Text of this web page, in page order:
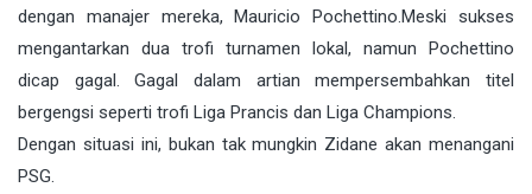
dengan manajer mereka, Mauricio Pochettino.Meski sukses
mengantarkan dua trofi turnamen lokal, namun Pochettino
dicap gagal. Gagal dalam artian mempersembahkan titel
bergengsi seperti trofi Liga Prancis dan Liga Champions.
Dengan situasi ini, bukan tak mungkin Zidane akan menangani
PSG.